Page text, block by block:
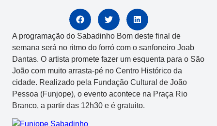
A programação do Sabadinho Bom deste final de
semana será no ritmo do forró com o sanfoneiro Joab
Dantas. O artista promete fazer um esquenta para o São
João com muito arrasta-pé no Centro Histórico da
cidade. Realizado pela Fundação Cultural de João
Pessoa (Funjope), o evento acontece na Praça Rio
Branco, a partir das 12h30 e é gratuito.